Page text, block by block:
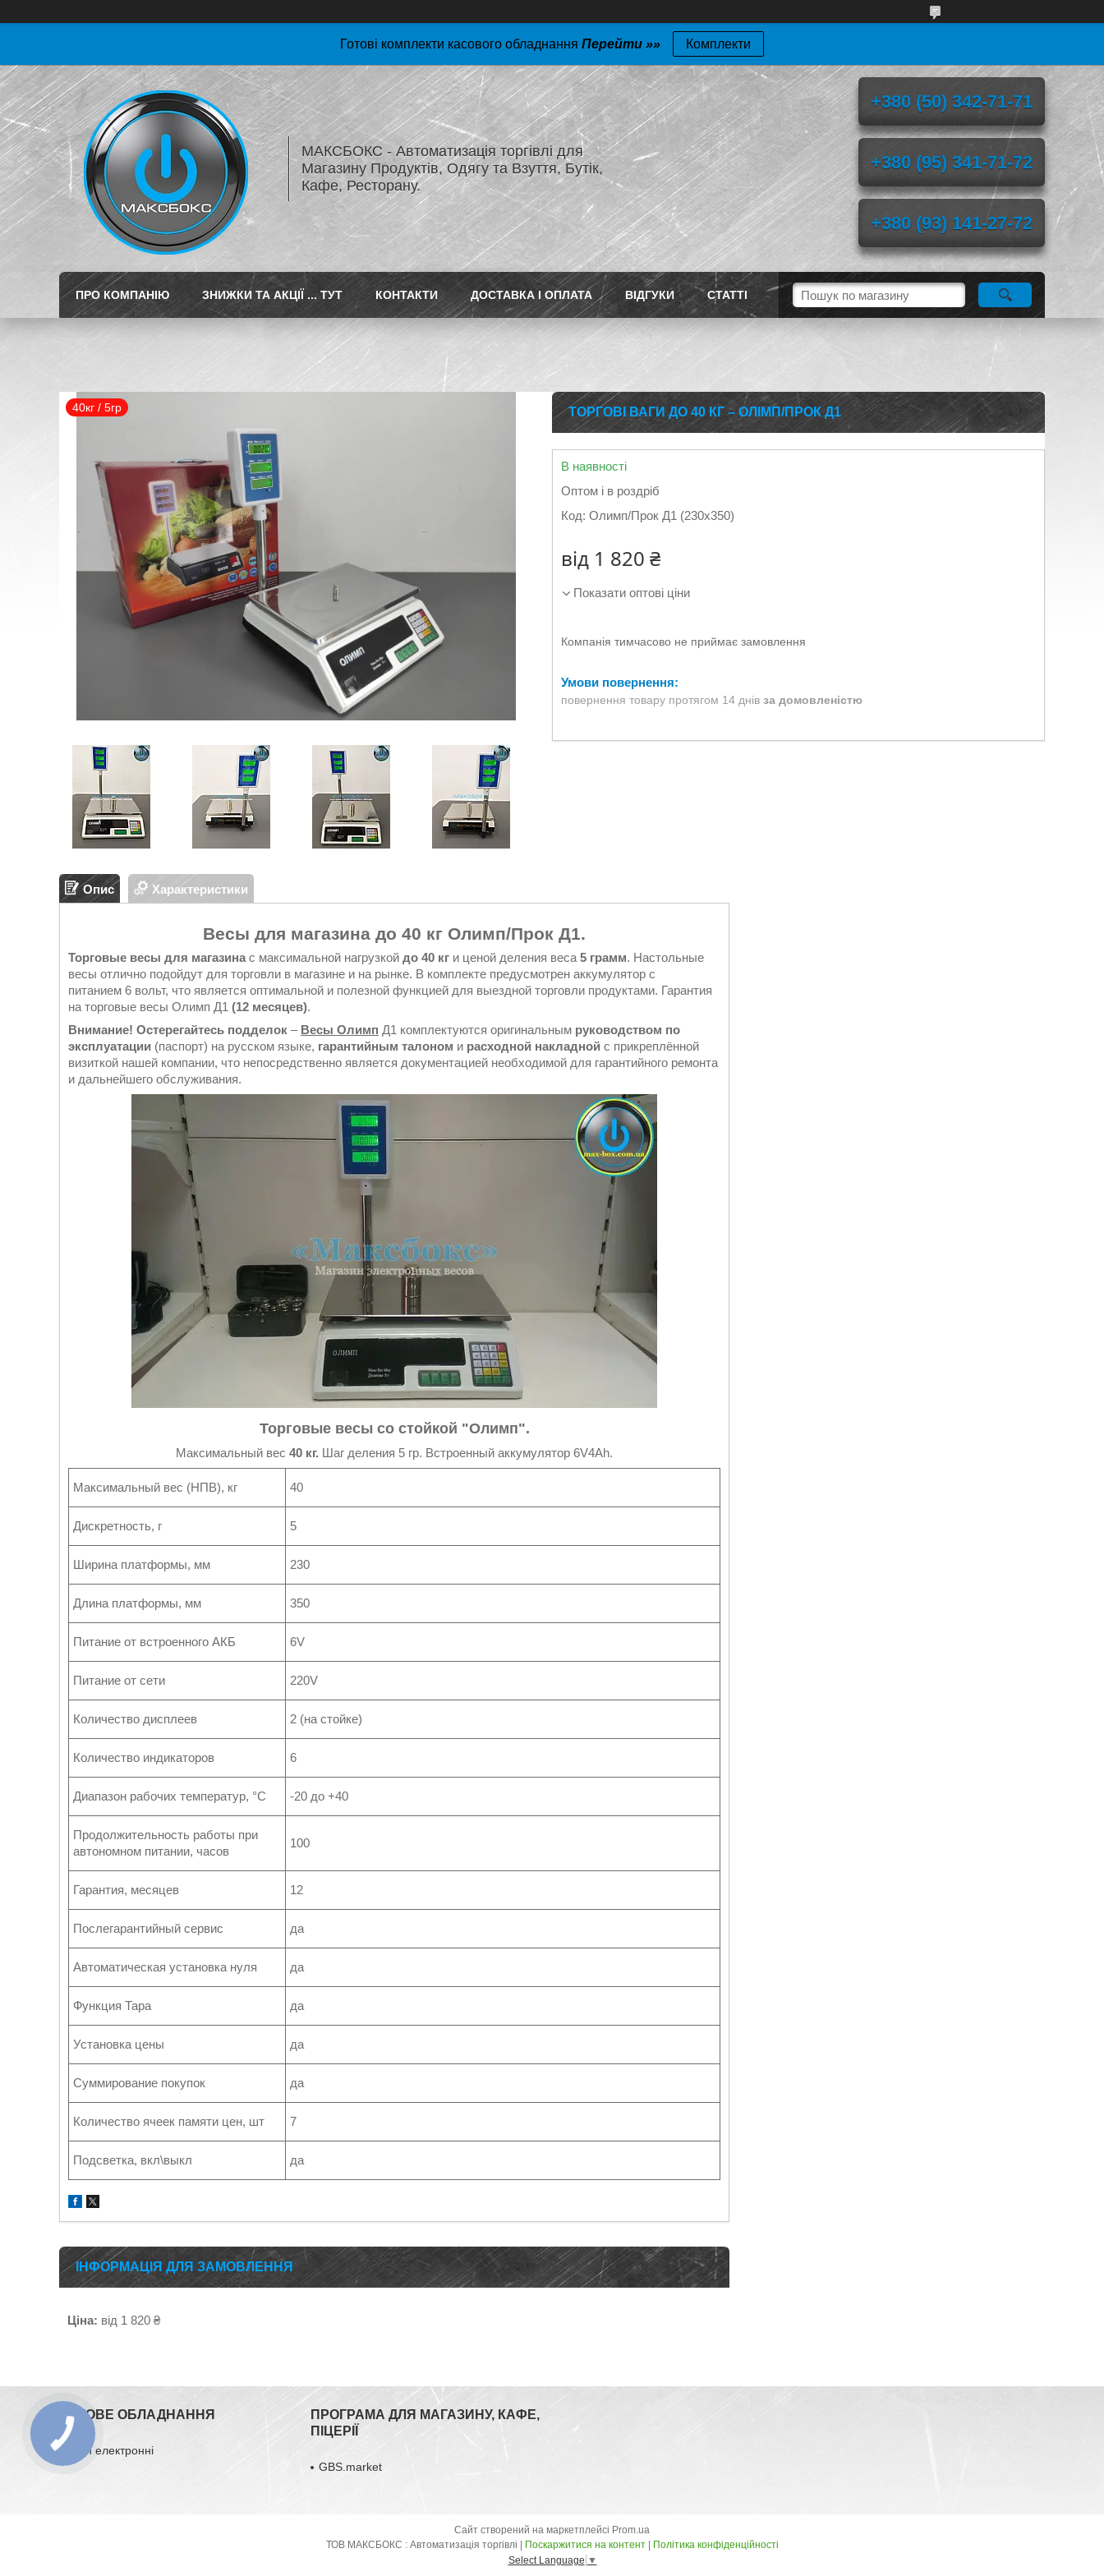
Готові комплекти касового обладнання Перейти »» Комплекти
МАКСБОКС - Автоматизація торгівлі для
Магазину Продуктів, Одягу та Взуття, Бутік,
Кафе, Ресторану.
+380 (50) 342-71-71
+380 (95) 341-71-72
+380 (93) 141-27-72
ПРО КОМПАНІЮ ЗНИЖКИ ТА АКЦІЇ ... ТУТ КОНТАКТИ ДОСТАВКА І ОПЛАТА ВІДГУКИ СТАТТІ
40кг / 5гр ТОРГОВІ ВАГИ ДО 40 КГ – ОЛІМП/ПРОК Д1
В наявності
Оптом і в роздріб
Код: Олимп/Прок Д1 (230х350)
від 1 820 ₴
Показати оптові ціни
Компанія тимчасово не приймає замовлення
повернення товару протягом 14 днів за домовленістю
Опис Характеристики
Весы для магазина до 40 кг Олимп/Прок Д1.
Торговые весы для магазина с максимальной нагрузкой до 40 кг и ценой деления веса 5 грамм. Настольные
весы отлично подойдут для торговли в магазине и на рынке. В комплекте предусмотрен аккумулятор с
питанием 6 вольт, что является оптимальной и полезной функцией для выездной торговли продуктами. Гарантия
на торговые весы Олимп Д1 (12 месяцев).
Внимание! Остерегайтесь подделок – Весы Олимп Д1 комплектуются оригинальным руководством по
эксплуатации (паспорт) на русском языке, гарантийным талоном и расходной накладной с прикреплённой
визиткой нашей компании, что непосредственно является документацией необходимой для гарантийного ремонта
и дальнейшего обслуживания.
Торговые весы со стойкой "Олимп".
Максимальный вес 40 кг. Шаг деления 5 гр. Встроенный аккумулятор 6V4Ah.
Максимальный вес (НПВ), кг 40
Дискретность, г 5
Ширина платформы, мм 230
Длина платформы, мм 350
Питание от встроенного АКБ 6V
Питание от сети 220V
Количество дисплеев 2 (на стойке)
Количество индикаторов 6
Диапазон рабочих температур, °C -20 до +40
Продолжительность работы при
автономном питании, часов
100
Гарантия, месяцев 12
Послегарантийный сервис да
Автоматическая установка нуля да
Функция Тара да
Установка цены да
Суммирование покупок да
Количество ячеек памяти цен, шт 7
Подсветка, вкл\выкл да
ІНФОРМАЦІЯ ДЛЯ ЗАМОВЛЕННЯ
Ціна: від 1 820 ₴
ВАГОВЕ ОБЛАДНАННЯ
Ваги електронні
ПРОГРАМА ДЛЯ МАГАЗИНУ, КАФЕ,
ПІЦЕРІЇ
GBS.market
Сайт створений на маркетплейсі Prom.ua
Поскаржитися на контент
Політика конфіденційності
Select Language ▼